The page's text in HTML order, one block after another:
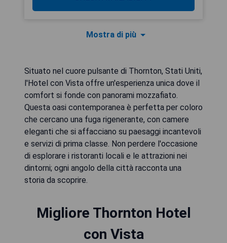
Mostra di più
Situato nel cuore pulsante di Thornton, Stati Uniti,
l'Hotel con Vista offre un'esperienza unica dove il
comfort si fonde con panorami mozzafiato.
Questa oasi contemporanea è perfetta per coloro
che cercano una fuga rigenerante, con camere
eleganti che si affacciano su paesaggi incantevoli
e servizi di prima classe. Non perdere l'occasione
di esplorare i ristoranti locali e le attrazioni nei
dintorni; ogni angolo della città racconta una
storia da scoprire.
Migliore Thornton Hotel
con Vista